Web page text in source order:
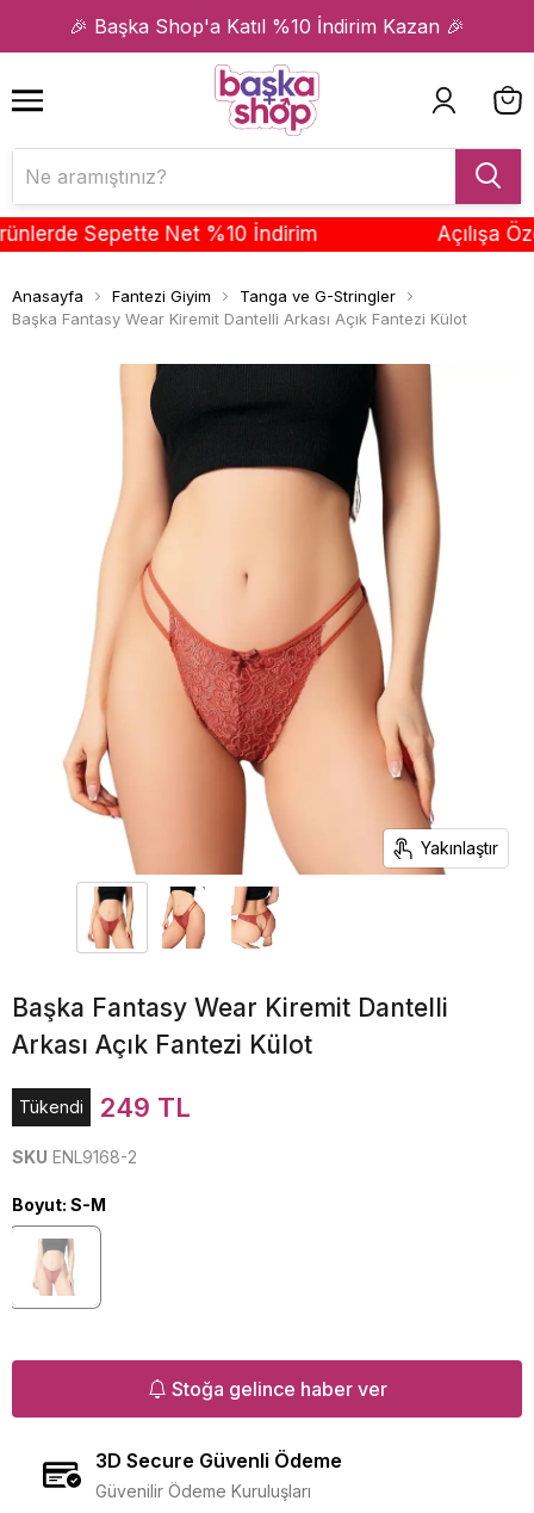
🎉 Başka Shop'a Katıl %10 İndirim Kazan 🎉
1 2
Sepette Net %10 İndirim Açılışa
Anasayfa Fantezi Giyim
Tanga ve G-Stringler
Başka Fantasy Wear Kiremit Dantelli Arkası Açık Fantezi Külot
Yakınlaştır
Başka Fantasy Wear Kiremit Dantelli
Arkası Açık Fantezi Külot
Tükendi 249 TL
SKU ENL9168-2
Boyut: S-M
Stoğa gelince haber ver
3D Secure Güvenli Ödeme
Güvenilir Ödeme Kuruluşları